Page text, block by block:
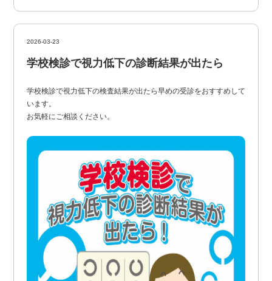
2026-03-23
学校検診で視力低下の診断結果が出たら
学校検診で視力低下の検査結果が出たら早めの受診をおすすめして
います。
お気軽にご相談ください。